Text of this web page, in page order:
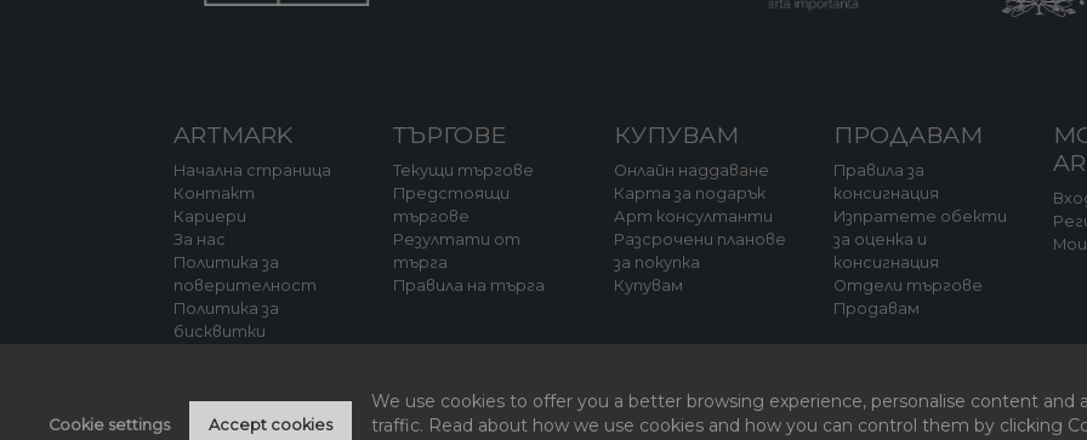
ARTMARK
Начална страница
Контакт
Кариери
За нас
Политика за
поверителност
Политика за
бисквитки
ТЪРГОВЕ
Текущи търгове
Предстоящи
търгове
Резултати от
търга
Правила на търга
КУПУВАМ
Онлайн наддаване
Карта за подарък
Арт консултанти
Разсрочени планове
за покупка
Купувам
ПРОДАВАМ
Правила за
консигнация
Изпратете обекти
за оценка и
консигнация
Отдели търгове
Продавам
We use cookies to offer you a better browsing experience, personalise content and
traffic. Read about how we use cookies and how you can control them by clicking
Cookie settings Accept cookies